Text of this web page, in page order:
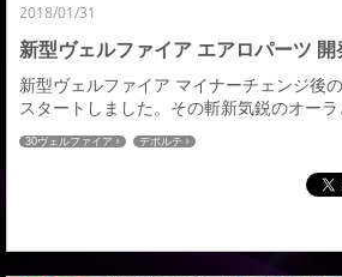
2018/01/31
新型ヴェルファイア エアロパーツ 開
新型ヴェルファイア マイナーチェンジ後
スタートしました。その斬新気鋭のオー
い唯一無二の圧倒的な存在感。特徴的なメ
張したダンベルデザイン、このダイナミッ
進化させるアドミレイションらしいエア
期待下さい。発売時期や開発の進捗状況
30ヴェルファイア デポルテ